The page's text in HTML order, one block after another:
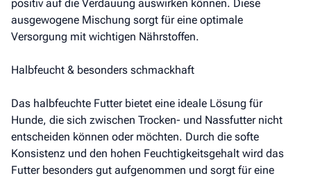
positiv auf die Verdauung auswirken können. Diese
ausgewogene Mischung sorgt für eine optimale
Versorgung mit wichtigen Nährstoffen.
Halbfeucht & besonders schmackhaft
Das halbfeuchte Futter bietet eine ideale Lösung für
Hunde, die sich zwischen Trocken- und Nassfutter nicht
entscheiden können oder möchten. Durch die softe
Konsistenz und den hohen Feuchtigkeitsgehalt wird das
Futter besonders gut aufgenommen und sorgt für eine